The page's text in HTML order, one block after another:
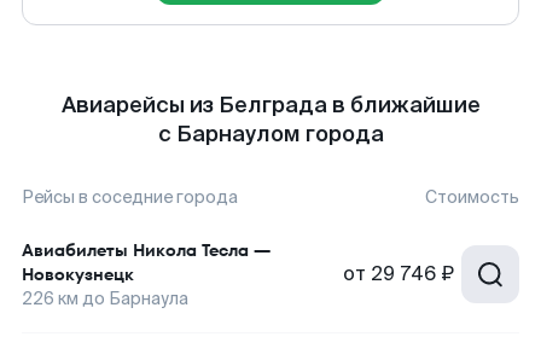
Авиарейсы из Белграда в ближайшие
с Барнаулом города
Рейсы в соседние города Стоимость
Авиабилеты Никола Тесла —
Новокузнецк
226 км до Барнаула
от 29 746 ₽